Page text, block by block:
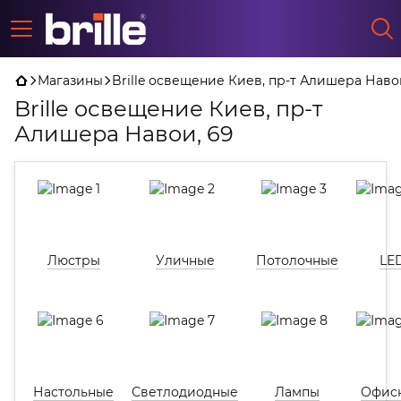
Магазины Brille освещение Киев, пр-т Алишера
Brille освещение Киев, пр-т
Алишера Навои, 69
Люстры Уличные Потолочные
Настольные
Светлодиодные
Лампы